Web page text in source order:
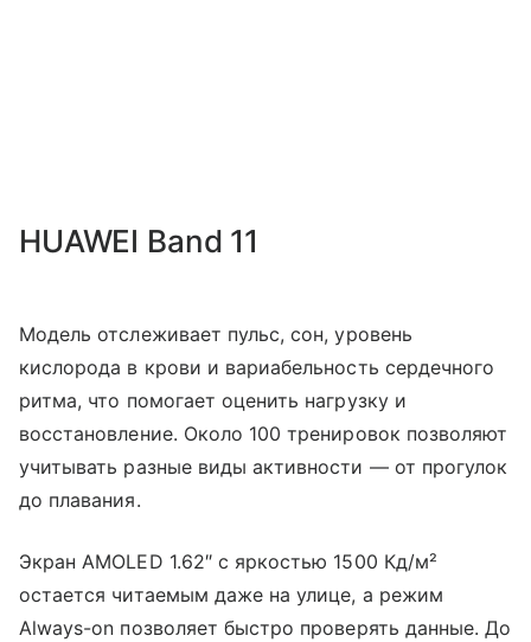
HUAWEI Band 11
Модель отслеживает пульс, сон, уровень
кислорода в крови и вариабельность сердечного
ритма, что помогает оценить нагрузку и
восстановление. Около 100 тренировок позволяют
учитывать разные виды активности — от прогулок
до плавания.
Экран AMOLED 1.62″ с яркостью 1500 Кд/м²
остается читаемым даже на улице, а режим
Always-on позволяет быстро проверять данные. До